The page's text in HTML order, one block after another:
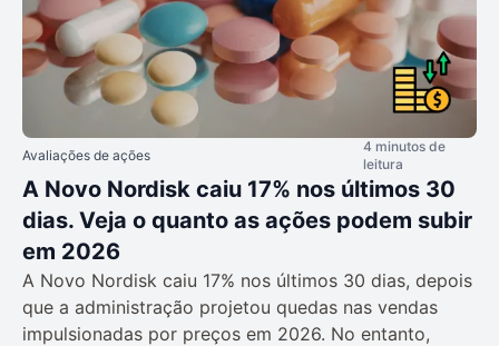
Avaliações de ações
4 minutos de
leitura
A Novo Nordisk caiu 17% nos últimos 30
dias. Veja o quanto as ações podem subir
em 2026
A Novo Nordisk caiu 17% nos últimos 30 dias, depois
que a administração projetou quedas nas vendas
impulsionadas por preços em 2026. No entanto,